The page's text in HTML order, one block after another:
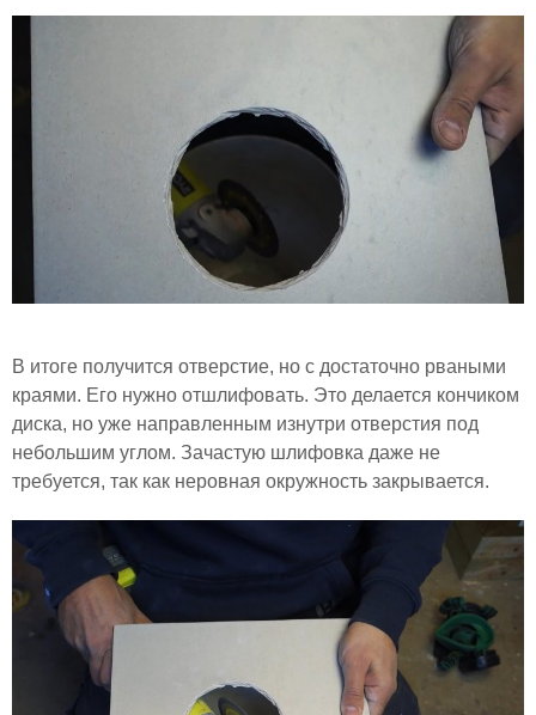
В итоге получится отверстие, но с достаточно рваными
краями. Его нужно отшлифовать. Это делается кончиком
диска, но уже направленным изнутри отверстия под
небольшим углом. Зачастую шлифовка даже не
требуется, так как неровная окружность закрывается.